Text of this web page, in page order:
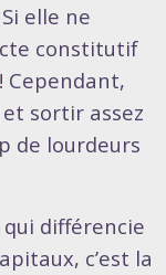
elle ne
constitutif
! Cependant,
sortir assez
de lourdeurs
différencie
c’est la